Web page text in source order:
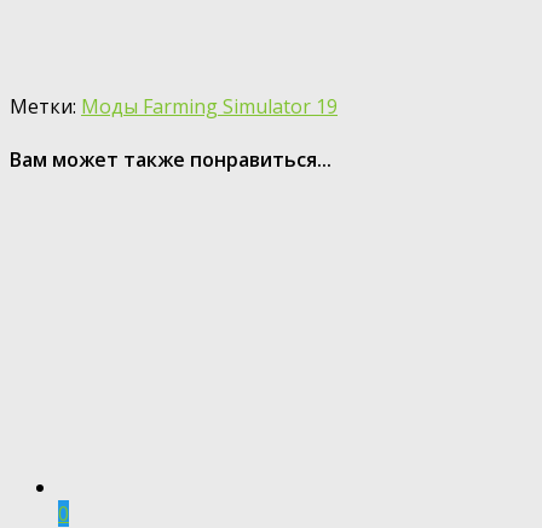
Метки: Моды Farming Simulator 19
Вам может также понравиться...
0